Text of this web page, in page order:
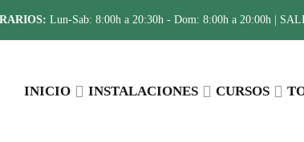
Lun-Sab: 8:00h a 20:30h - Dom: 8:00h a 20:00h |
INICIO INSTALACIONES CURSOS